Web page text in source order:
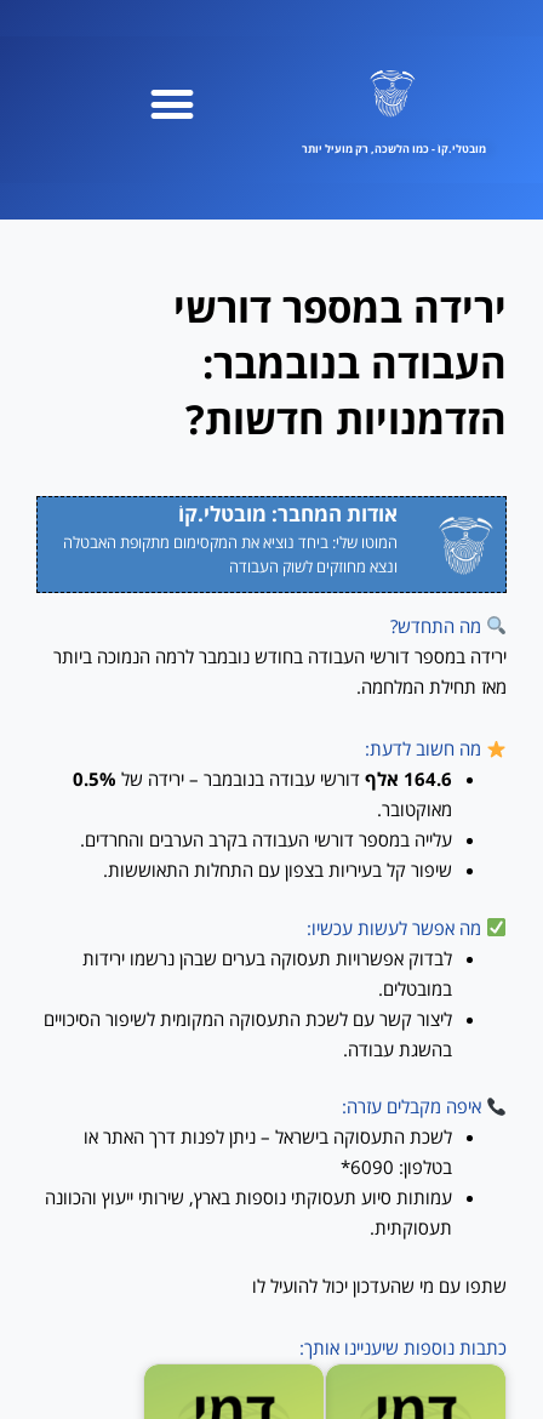
מובטלי.קוֹ - כמו הלשכה, רק מועיל יותר
ירידה במספר דורשי
העבודה בנובמבר:
הזדמנויות חדשות?
אודות המחבר: מובטלי.קוֹ
המוטו שלי: ביחד נוציא את המקסימום מתקופת האבטלה
ונצא מחוזקים לשוק העבודה
מה התחדש?
ירידה במספר דורשי העבודה בחודש נובמבר לרמה הנמוכה ביותר
מאז תחילת המלחמה.
מה חשוב לדעת:
164.6 אלף
דורשי עבודה בנובמבר – ירידה של 0.5%
מאוקטובר.
עלייה במספר דורשי העבודה בקרב הערבים והחרדים.
שיפור קל בעיריות בצפון עם התחלות התאוששות.
מה אפשר לעשות עכשיו:
לבדוק אפשרויות תעסוקה בערים שבהן נרשמו ירידות
במובטלים.
ליצור קשר עם לשכת התעסוקה המקומית לשיפור הסיכויים
בהשגת עבודה.
איפה מקבלים עזרה:
לשכת התעסוקה בישראל – ניתן לפנות דרך האתר או
בטלפון: 6090*
עמותות סיוע תעסוקתי נוספות בארץ, שירותי ייעוץ והכוונה
תעסוקתית.
שתפו עם מי שהעדכון יכול להועיל לו
כתבות נוספות שיעניינו אותך: